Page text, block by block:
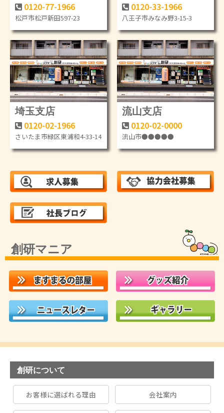
0120-77-1966
松戸市松戸新田597-23
0120-33-1966
八王子市みなみ野3-15-3
埼玉支店
0120-02-1966
さいたま市緑区東浦和4-33-14
流山支店
0120-02-0000
流山市●●●●●
創研マニア
創研について
お客様に選ばれる理由 会社案内